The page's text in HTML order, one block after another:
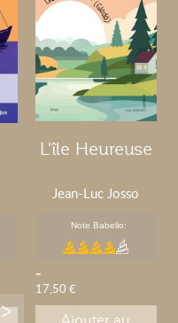
L'île Heureuse
Jean-Luc Josso
Note Babelio:
-
17,50 €